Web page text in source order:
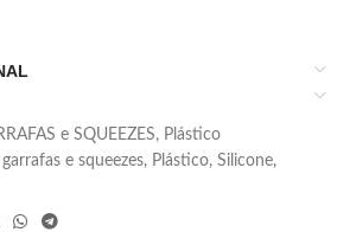
e SQUEEZES, Plástico
garrafas e squeezes, Plástico, Silicone,